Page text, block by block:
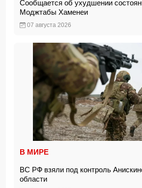
Сообщается об ухудшении
Моджтабы Хаменеи
07 августа 2026
В МИРЕ
ВС РФ взяли под контроль
области